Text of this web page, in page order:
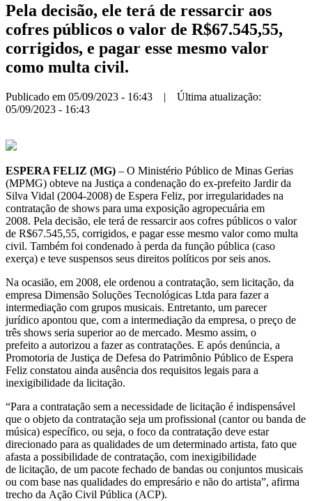
Pela decisão, ele terá de ressarcir aos
cofres públicos o valor de R$67.545,55,
corrigidos, e pagar esse mesmo valor
como multa civil.
Publicado em 05/09/2023 - 16:43 | Última atualização:
05/09/2023 - 16:43
ESPERA FELIZ (MG) – O Ministério Público de Minas Gerias
(MPMG) obteve na Justiça a condenação do ex-prefeito Jardir da
Silva Vidal (2004-2008) de Espera Feliz, por irregularidades na
contratação de shows para uma exposição agropecuária em
2008. Pela decisão, ele terá de ressarcir aos cofres públicos o valor
de R$67.545,55, corrigidos, e pagar esse mesmo valor como multa
civil. Também foi condenado à perda da função pública (caso
exerça) e teve suspensos seus direitos políticos por seis anos.
Na ocasião, em 2008, ele ordenou a contratação, sem licitação, da
empresa Dimensão Soluções Tecnológicas Ltda para fazer a
intermediação com grupos musicais. Entretanto, um parecer
jurídico apontou que, com a intermediação da empresa, o preço de
três shows seria superior ao de mercado. Mesmo assim, o
prefeito a autorizou a fazer as contratações. E após denúncia, a
Promotoria de Justiça de Defesa do Patrimônio Público de Espera
Feliz constatou ainda ausência dos requisitos legais para a
inexigibilidade da licitação.
“Para a contratação sem a necessidade de licitação é indispensável
que o objeto da contratação seja um profissional (cantor ou banda de
música) específico, ou seja, o foco da contratação deve estar
direcionado para as qualidades de um determinado artista, fato que
afasta a possibilidade de contratação, com inexigibilidade
de licitação, de um pacote fechado de bandas ou conjuntos musicais
ou com base nas qualidades do empresário e não do artista”, afirma
trecho da Ação Civil Pública (ACP).